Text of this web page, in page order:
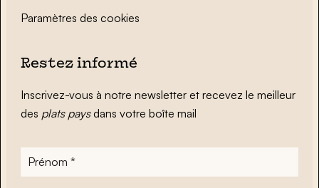
Paramètres des cookies
Restez informé
Inscrivez-vous à notre newsletter et recevez le meilleur
des plats paysdans votre boîte mail
Prénom